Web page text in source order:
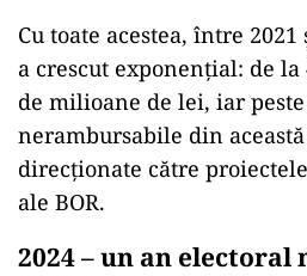
Cu toate acestea, între
a crescut exponențial: de
de milioane de lei, iar
nerambursabile din
direcționate către
ale BOR.
2024 – un an electoral